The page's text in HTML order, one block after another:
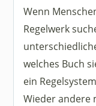
Wenn
Regelwerk
welches Buch
ein
Wieder andere